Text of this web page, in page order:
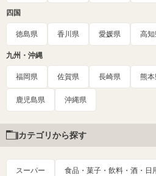
四国
徳島県 香川県 愛媛県 高
九州・沖縄
福岡県 佐賀県 長崎県 熊
鹿児島県 沖縄県
カテゴリから探す
スーパー 食品・菓子・飲料・酒・日